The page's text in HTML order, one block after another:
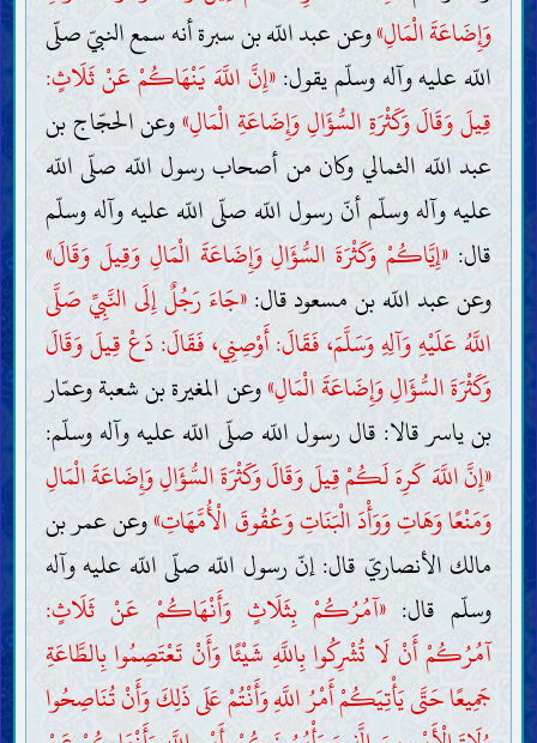
وَإِضَاعَةَ الْمَالِ»وعن عبد اللّه بن سبرة أنه سمع النبيّ صلّى
اللّه عليه وآله وسلّم يقول:«إِنَّ اللَّهَ يَنْهَاكُمْ عَنْ ثَلَاثٍ:
قِيلَ وَقَالَ وَكَثْرَةِ السُّؤَالِ وَإِضَاعَةِ الْمَالِ»وعن الحجّاج بن
عبد اللّه الثمالي وكان من أصحاب رسول اللّه صلّى اللّه
عليه وآله وسلّم أنّ رسول اللّه صلّى اللّه عليه وآله وسلّم
قال: «إِيَّاكُمْ وَكَثْرَةَ السُّؤَالِ وَإِضَاعَةَ الْمَالِ وَقِيلَ وَقَالَ»
وعن عبد اللّه بن مسعود قال:«جَاءَ رَجُلٌ إِلَى النَّبِيِّ صَلَّى
اللَّهُ عَلَيْهِ وَآلِهِ وَسَلَّمَ، فَقَالَ: أَوْصِنِي، فَقَالَ: دَعْ قِيلَ وَقَالَ
وَكَثْرَةَ السُّؤَالِ وَإِضَاعَةَ الْمَالِ»وعن المغيرة بن شعبة وعمّار
بن ياسر قالا: قال رسول اللّه صلّى اللّه عليه وآله وسلّم:
«إِنَّ اللَّهَ كَرِهَ لَكُمْ قِيلَ وَقَالَ وَكَثْرَةَ السُّؤَالِ وَإِضَاعَةَ الْمَالِ
وَمَنْعًا وَهَاتِ وَوَأْدَ الْبَنَاتِ وَعُقُوقَ الْأُمَّهَاتِ»وعن عمر بن
مالك الأنصاريّ قال: إنّ رسول اللّه صلّى اللّه عليه وآله
وسلّم قال: «آمُرُكُمْ بِثَلَاثٍ وَأَنْهَاكُمْ عَنْ ثَلَاثٍ:
آمُرُكُمْ أَنْ لَا تُشْرِكُوا بِاللَّهِ شَيْئًا وَأَنْ تَعْتَصِمُوا بِالطَّاعَةِ
جَمِيعًا حَتَّى يَأْتِيَكُمْ أَمْرُ اللَّهِ وَأَنْتُمْ عَلَى ذَلِكَ وَأَنْ تُنَاصِحُوا